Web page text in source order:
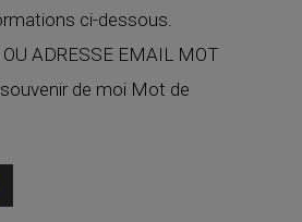
ci-dessous.
ADRESSE EMAIL MOT
de moi Mot de